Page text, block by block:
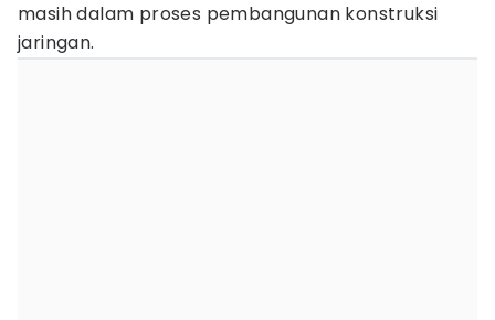
masih dalam proses pembangunan konstruksi
jaringan.